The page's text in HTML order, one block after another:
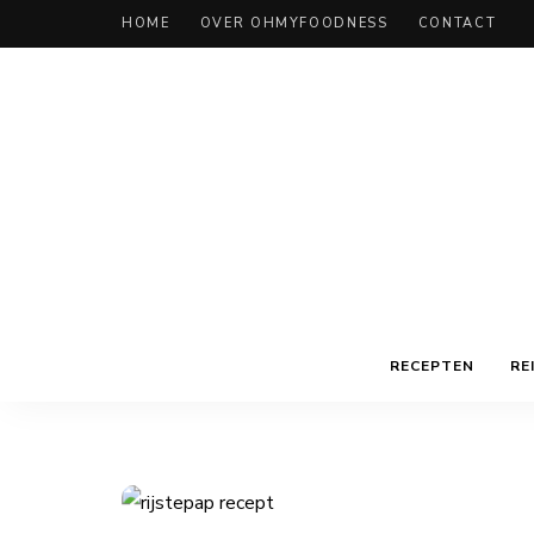
HOME OVER OHMYFOODNESS CONTACT
RECEPTEN